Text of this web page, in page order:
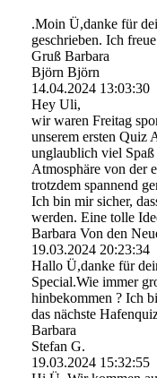
.Moin Ü,danke für
geschrieben. Ich
Gruß Barbara
Björn Björn
14.04.2024 13:03:30
Hey Uli,
wir waren Freitag
unserem ersten Quiz
unglaublich viel
Atmosphäre von der
trotzdem spannend
Ich bin mir sicher,
werden. Eine tolle
Barbara Von den
19.03.2024 20:23:34
Hallo Ü,danke für
Special.Wie immer
hinbekommen ? Ich
das nächste
Barbara
Stefan G.
19.03.2024 15:32:55